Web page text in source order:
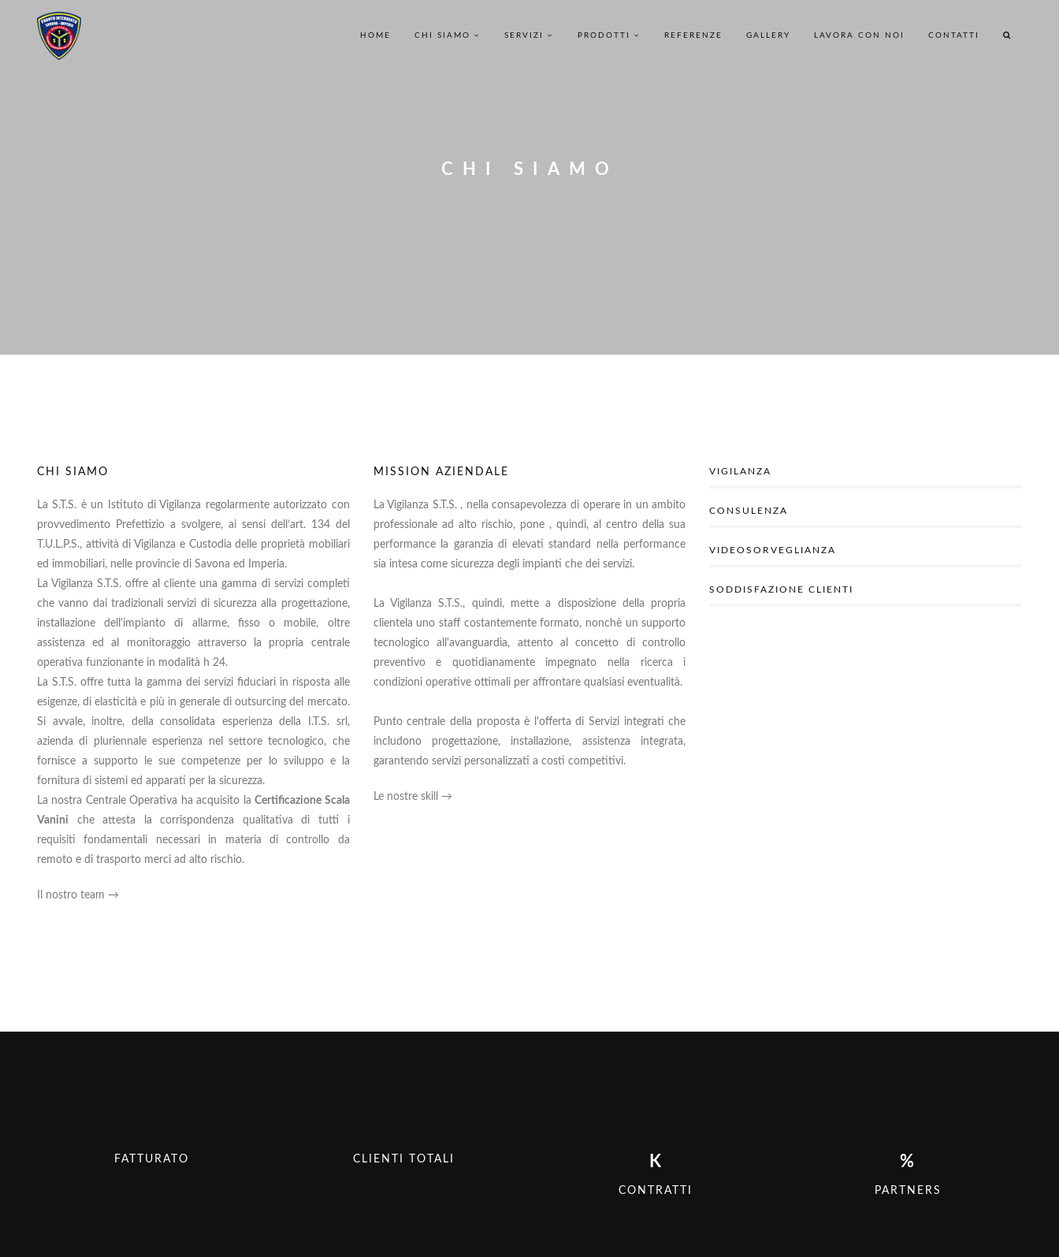
HOME CHI SIAMO SERVIZI PRODOTTI REFERENZE GALLERY LAVORA CON NOI CONTATTI
CHI SIAMO
CHI SIAMO
La S.T.S. è un Istituto di Vigilanza regolarmente autorizzato con
provvedimento Prefettizio a svolgere, ai sensi dell’art. 134 del
T.U.L.P.S., attività di Vigilanza e Custodia delle proprietà mobiliari
ed immobiliari, nelle provincie di Savona ed Imperia.
La Vigilanza S.T.S. offre al cliente una gamma di servizi completi
che vanno dai tradizionali servizi di sicurezza alla progettazione,
installazione dell'impianto di allarme, fisso o mobile, oltre
assistenza ed al monitoraggio attraverso la propria centrale
operativa funzionante in modalità h 24.
La S.T.S. offre tutta la gamma dei servizi fiduciari in risposta alle
esigenze, di elasticità e più in generale di outsurcing del mercato.
Si avvale, inoltre, della consolidata esperienza della I.T.S. srl,
azienda di pluriennale esperienza nel settore tecnologico, che
fornisce a supporto le sue competenze per lo sviluppo e la
fornitura di sistemi ed apparati per la sicurezza.
La nostra Centrale Operativa ha acquisito laCertificazione Scala
Vanini che attesta la corrispondenza qualitativa di tutti i
requisiti fondamentali necessari in materia di controllo da
remoto e di trasporto merci ad alto rischio.
Il nostro team →
MISSION AZIENDALE
La Vigilanza S.T.S. , nella consapevolezza di operare in un ambito
professionale ad alto rischio, pone , quindi, al centro della sua
performance la garanzia di elevati standard nella performance
sia intesa come sicurezza degli impianti che dei servizi.
La Vigilanza S.T.S., quindi, mette a disposizione della propria
clientela uno staff costantemente formato, nonchè un supporto
tecnologico all'avanguardia, attento al concetto di controllo
preventivo e quotidianamente impegnato nella ricerca i
condizioni operative ottimali per affrontare qualsiasi eventualità.
Punto centrale della proposta è l'offerta di Servizi integrati che
includono progettazione, installazione, assistenza integrata,
garantendo servizi personalizzati a costi competitivi.
Le nostre skill →
VIGILANZA
CONSULENZA
VIDEOSORVEGLIANZA
SODDISFAZIONE CLIENTI
FATTURATO CLIENTI TOTALI K
CONTRATTI
%
PARTNERS